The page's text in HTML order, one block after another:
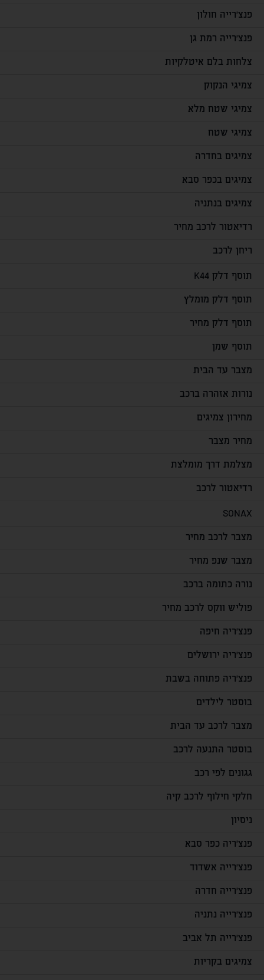
פנצ'רייה חולון
פנצ'רייה רמת גן
צלחות בלם איטלקיות
צמיגי הנקוק
צמיגי שטח מלא
צמיגי שטח
צמיגים בחדרה
צמיגים בכפר סבא
צמיגים בנתניה
רדיאטור לרכב מחיר
ריחן לרכב
תוסף דלק K44
תוסף דלק מומלץ
תוסף דלק מחיר
תוסף שמן
מצבר עד הבית
נורות אזהרה ברכב
מחירון צמיגים
מחיר מצבר
מצלמת דרך מומלצת
רדיאטור לרכב
SONAX
מצבר לרכב מחיר
מצבר שנפ מחיר
נורה כתומה ברכב
פוליש ווקס לרכב מחיר
פנצ'ריה חיפה
פנצ'ריה ירושלים
פנצ'ריה פתוחה בשבת
בוסטר לילדים
מצבר לרכב עד הבית
בוסטר התנעה לרכב
גגונים לפי רכב
חלקי חילוף לרכב קיה
ניסיון
פנצ'ריה כפר סבא
פנצ'רייה אשדוד
פנצ'רייה חדרה
פנצ'רייה נתניה
פנצ'רייה תל אביב
צמיגים בקריות